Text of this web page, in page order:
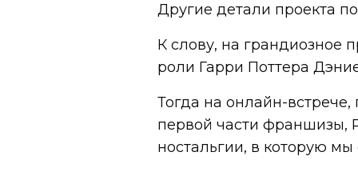
Другие детали проекта
К слову, на грандиозное
роли Гарри Поттера
Тогда на онлайн-
первой части франшизы,
ностальгии, в которую